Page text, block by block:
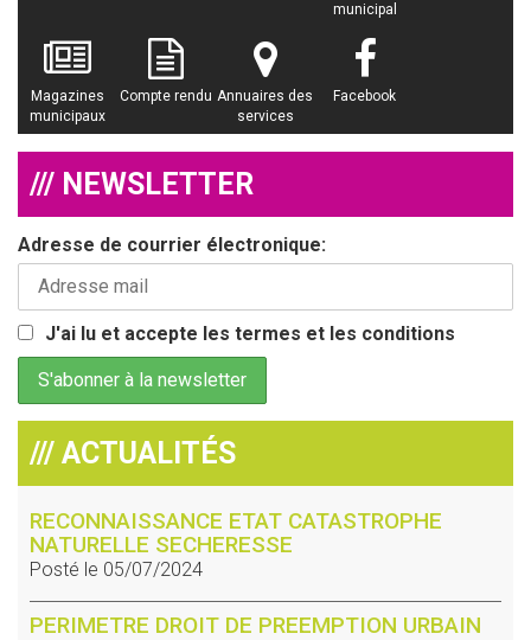
municipal
Magazines
municipaux
Compte rendu Annuaires des
services
Facebook
/// NEWSLETTER
Adresse de courrier électronique:
J'ai lu et accepte les termes et les conditions
/// ACTUALITÉS
RECONNAISSANCE ETAT CATASTROPHE
NATURELLE SECHERESSE
Posté le 05/07/2024
PERIMETRE DROIT DE PREEMPTION URBAIN